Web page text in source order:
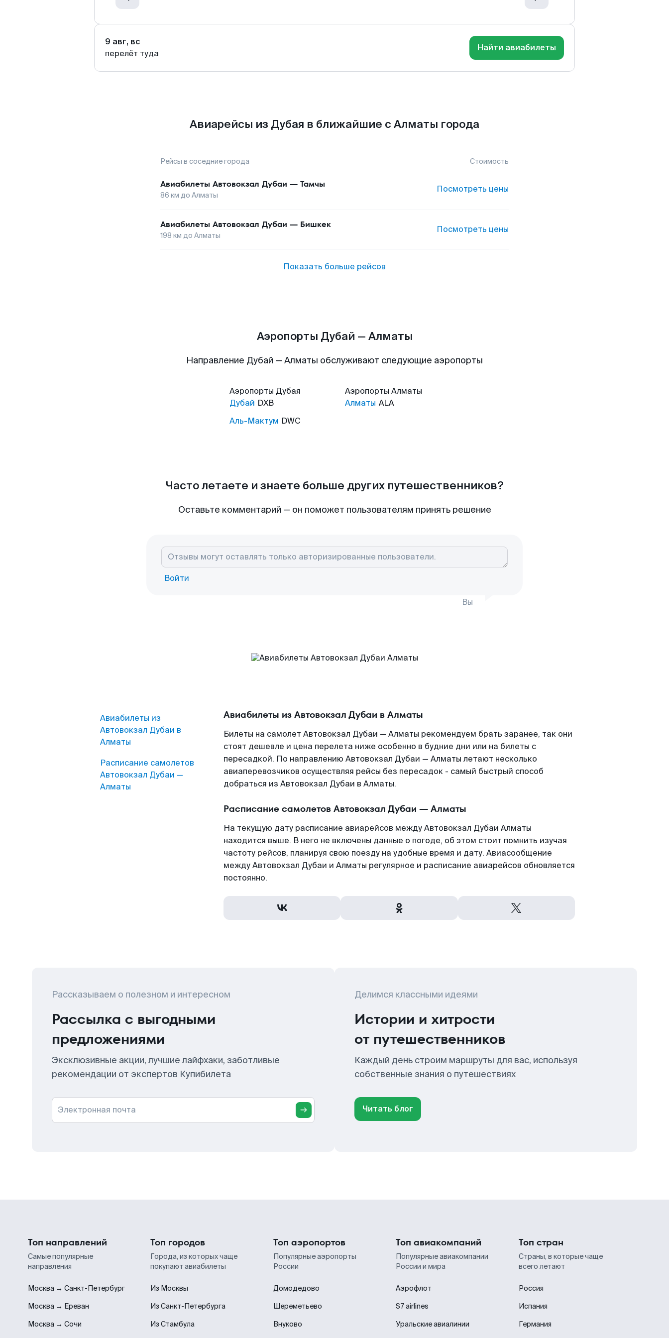
9 авг, вс
перелёт туда
Найти авиабилеты
Авиарейсы из Дубая в ближайшие с Алматы города
Рейсы в соседние города Стоимость
Авиабилеты Автовокзал Дубаи — Тамчы
86 км до Алматы
Посмотреть цены
Авиабилеты Автовокзал Дубаи — Бишкек
198 км до Алматы
Посмотреть цены
Показать больше рейсов
Аэропорты Дубай — Алматы
Направление Дубай — Алматы обслуживают следующие аэропорты
Аэропорты Дубая
Дубай DXB
Аль-Мактум DWC
Аэропорты Алматы
Алматы ALA
Часто летаете и знаете больше других путешественников?
Оставьте комментарий — он поможет пользователям принять решение
Войти
Вы
Авиабилеты из
Автовокзал Дубаи в
Алматы
Расписание самолетов
Автовокзал Дубаи —
Алматы
Авиабилеты из Автовокзал Дубаи в Алматы
Билеты на самолет Автовокзал Дубаи — Алматы рекомендуем брать заранее, так они
стоят дешевле и цена перелета ниже особенно в будние дни или на билеты с
пересадкой. По направлению Автовокзал Дубаи — Алматы летают несколько
авиаперевозчиков осуществляя рейсы без пересадок - самый быстрый способ
добраться из Автовокзал Дубаи в Алматы.
Расписание самолетов Автовокзал Дубаи — Алматы
На текущую дату расписание авиарейсов между Автовокзал Дубаи Алматы
находится выше. В него не включены данные о погоде, об этом стоит помнить изучая
частоту рейсов, планируя свою поезду на удобные время и дату. Авиасообщение
между Автовокзал Дубаи и Алматы регулярное и расписание авиарейсов обновляется
постоянно.
Рассказываем о полезном и интересном
Рассылка с выгодными
предложениями
Эксклюзивные акции, лучшие лайфхаки, заботливые
рекомендации от экспертов Купибилета
Электронная почта
Делимся классными идеями
Истории и хитрости
от путешественников
Каждый день строим маршруты для вас, используя
собственные знания о путешествиях
Читать блог
Топ направлений
Самые популярные
направления
Москва → Санкт-Петербург
Москва → Ереван
Москва → Сочи
Топ городов
Города, из которых чаще
покупают авиабилеты
Из Москвы
Из Санкт-Петербурга
Из Стамбула
Топ аэропортов
Популярные аэропорты
России
Домодедово
Шереметьево
Внуково
Топ авиакомпаний
Популярные авиакомпании
России и мира
Аэрофлот
S7 airlines
Уральские авиалинии
Топ стран
Страны, в которые чаще
всего летают
Россия
Испания
Германия